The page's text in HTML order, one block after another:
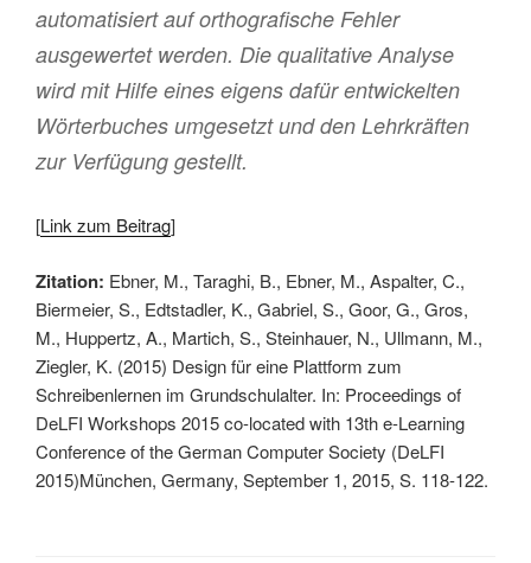
automatisiert auf orthografische Fehler
ausgewertet werden. Die qualitative Analyse
wird mit Hilfe eines eigens dafür entwickelten
Wörterbuches umgesetzt und den Lehrkräften
zur Verfügung gestellt.
[Link zum Beitrag]
Zitation: Ebner, M., Taraghi, B., Ebner, M., Aspalter, C.,
Biermeier, S., Edtstadler, K., Gabriel, S., Goor, G., Gros,
M., Huppertz, A., Martich, S., Steinhauer, N., Ullmann, M.,
Ziegler, K. (2015) Design für eine Plattform zum
Schreibenlernen im Grundschulalter. In: Proceedings of
DeLFI Workshops 2015 co-located with 13th e-Learning
Conference of the German Computer Society (DeLFI
2015)München, Germany, September 1, 2015, S. 118-122.